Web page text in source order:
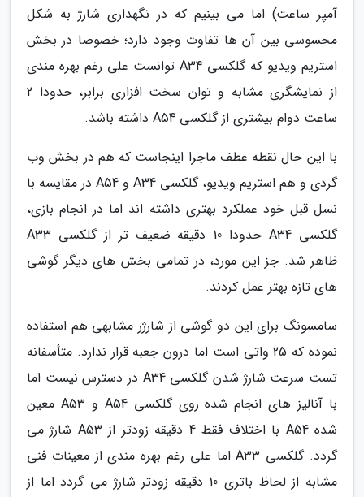
آمپر ساعت) اما می بینیم که در نگهداری شارژ به شکل
محسوسی بین آن ها تفاوت وجود دارد؛ خصوصا در بخش
استریم ویدیو که گلکسی A34 توانست علی رغم بهره مندی
از نمایشگری مشابه و توان سخت افزاری برابر، حدودا 2
ساعت دوام بیشتری از گلکسی A54 داشته باشد.
با این حال نقطه عطف ماجرا اینجاست که هم در بخش وب
گردی و هم استریم ویدیو، گلکسی A34 و A54 در مقایسه با
نسل قبل خود عملکرد بهتری داشته اند اما در انجام بازی،
گلکسی A34 حدودا 10 دقیقه ضعیف تر از گلکسی A33
ظاهر شد. جز این مورد، در تمامی بخش های دیگر گوشی
های تازه بهتر عمل کردند.
سامسونگ برای این دو گوشی از شارژر مشابهی هم استفاده
نموده که 25 واتی است اما درون جعبه قرار ندارد. متأسفانه
تست سرعت شارژ شدن گلکسی A34 در دسترس نیست اما
با آنالیز های انجام شده روی گلکسی A54 و A53 معین
شده A54 با اختلاف فقط 4 دقیقه زودتر از A53 شارژ می
گردد. گلکسی A33 اما علی رغم بهره مندی از معینات فنی
مشابه از لحاظ باتری 10 دقیقه زودتر شارژ می گردد اما از